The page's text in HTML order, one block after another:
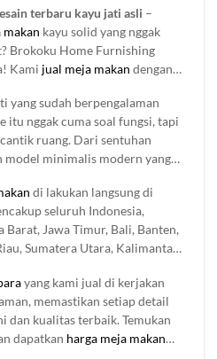
terbaru kayu jati asli –
makan kayu solid yang nggak
Brokoku Home Furnishing
Kami jual meja makan dengan
set meja makan jepara
solid berkualitas dengan set
bisa di custom sesuai
anda, cocok di gunakan untuk
sebagainya
yang sudah berpengalaman
itu nggak cuma soal fungsi, tapi
ruang. Dari sentuhan
model minimalis modern yang
tersedia di sini. Setiap
jual di buat dengan detail dan
nggak perlu khawatir soal
di lakukan langsung di
seluruh Indonesia,
Jawa Timur, Bali, Banten,
Sumatera Utara, Kalimantan
Kalimantan Selatan, Nusa
Barat, Kalimantan Tengah,
(NTT), Bengkulu, Maluku
Tengah, Kalimantan
yang kami jual di kerjakan
memastikan setiap detail
kualitas terbaik. Temukan
dapatkan harga meja makan